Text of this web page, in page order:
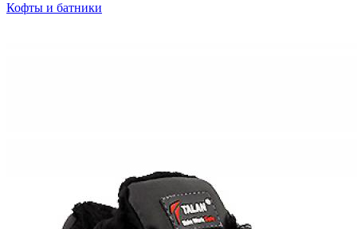
Кофты и батники